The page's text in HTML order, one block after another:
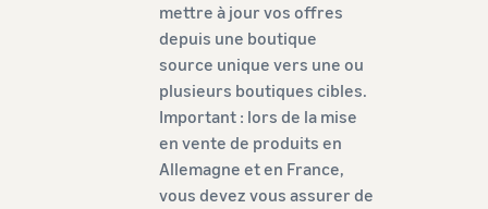
mettre à jour vos offres
depuis une boutique
source unique vers une ou
plusieurs boutiques cibles.
Important : lors de la mise
en vente de produits en
Allemagne et en France,
vous devez vous assurer de